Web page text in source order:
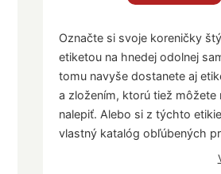
Označte si svoje koreničky
etiketou na hnedej odolnej
tomu navyše dostanete aj
a zložením, ktorú tiež môžete
nalepiť. Alebo si z týchto
vlastný katalóg obľúbených